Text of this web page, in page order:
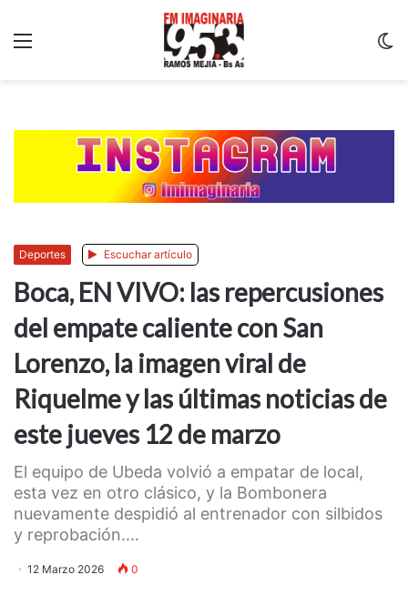
Deportes Escuchar artículo
Boca, EN VIVO: las repercusiones
del empate caliente con San
Lorenzo, la imagen viral de
Riquelme y las últimas noticias de
este jueves 12 de marzo
El equipo de Ubeda volvió a empatar de local,
esta vez en otro clásico, y la Bombonera
nuevamente despidió al entrenador con silbidos
y reprobación....
12 Marzo 2026 0